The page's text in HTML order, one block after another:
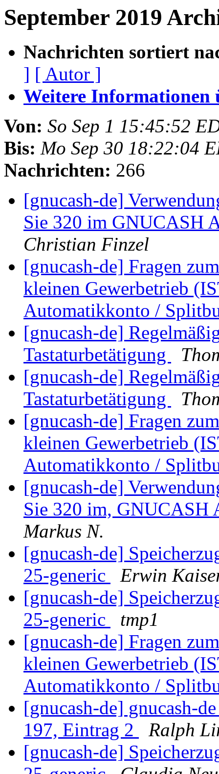
September 2019
Nachrichten sortiert
] [ Autor ]
Weitere Informationen
Von: So Sep 1 15:45:52
Bis: Mo Sep 30 18:22:04
Nachrichten: 266
[gnucash-de]
Sie 320 im GNUCASH
Christian Finzel
[gnucash-de] Fragen
kleinen Gewerbetrieb
Automatikkonto /
[gnucash-de]
Tastaturbetätigung
[gnucash-de]
Tastaturbetätigung
[gnucash-de] Fragen
kleinen Gewerbetrieb
Automatikkonto /
[gnucash-de]
Sie 320 im, GNUCASH
Markus N.
[gnucash-de]
25-generic
Erwin
[gnucash-de]
25-generic
tmp1
[gnucash-de] Fragen
kleinen Gewerbetrieb
Automatikkonto /
[gnucash-de] gnucash-
197, Eintrag 2
Ralph
[gnucash-de]